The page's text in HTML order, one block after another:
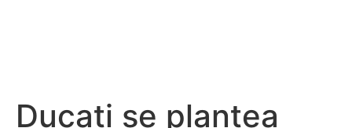
Ducati se plantea